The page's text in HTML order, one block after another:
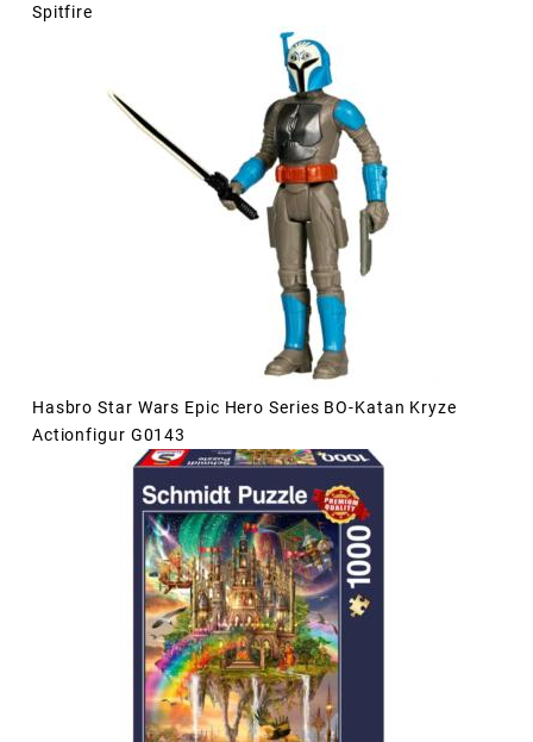
Spitfire
Hasbro Star Wars Epic Hero Series BO-Katan Kryze
Actionfigur G0143